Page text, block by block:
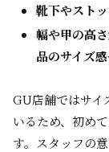
靴下やスト
幅や甲の高
品のサイズ
GU店舗ではサイ
いるため、初め
す。スタッフの